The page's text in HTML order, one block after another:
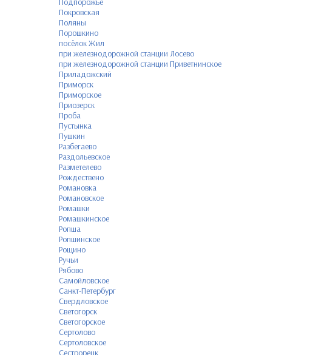
Покровская
Поляны
Порошкино
посёлок Жил
при железнодорожной станции Лосево
при железнодорожной станции Приветнинское
Приладожский
Приморск
Приморское
Приозерск
Проба
Пустынка
Пушкин
Разбегаево
Раздольевское
Разметелево
Рождествено
Романовка
Романовское
Ромашки
Ромашкинское
Ропша
Ропшинское
Рощино
Ручьи
Рябово
Самойловское
Санкт-Петербург
Свердловское
Светогорск
Светогорское
Сертолово
Сертоловское
Сестрорецк